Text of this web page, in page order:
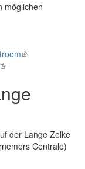
möglichen
(link
(link
external)
der Lange Zelke
Centrale)